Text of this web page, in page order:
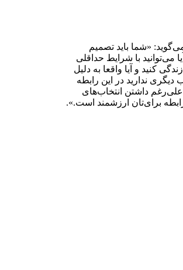
«شما باید تصمیم
می‌توانید با شرایط حداقلی
کنید و آیا واقعا به دلیل
دیگری ندارید در این رابطه
علی‌رغم داشتن انتخاب‌های
برای‌تان ارزشمند است.».